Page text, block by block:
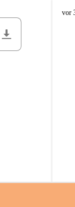
S
vor